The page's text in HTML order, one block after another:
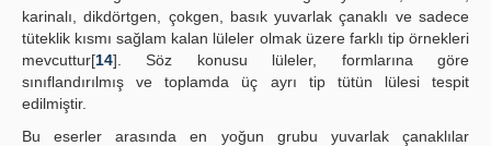
karinalı, dikdörtgen, çokgen, basık yuvarlak çanaklı ve sadece
tüteklik kısmı sağlam kalan lüleler olmak üzere farklı tip örnekleri
mevcuttur[14]. Söz konusu lüleler, formlarına göre
sınıflandırılmış ve toplamda üç ayrı tip tütün lülesi tespit
edilmiştir.
Bu eserler arasında en yoğun grubu yuvarlak çanaklılar